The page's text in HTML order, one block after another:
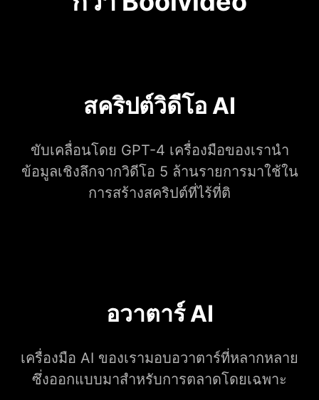
สคริปต์วิดีโอ AI
ขับเคลื่อนโดย GPT-4 เครื่องมือของเรานำ
ข้อมูลเชิงลึกจากวิดีโอ 5 ล้านรายการมาใช้ใน
การสร้างสคริปต์ที่ไร้ที่ติ
อวาตาร์ AI
เครื่องมือ AI ของเรามอบอวาตาร์ที่หลากหลาย
ซึ่งออกแบบมาสำหรับการตลาดโดยเฉพาะ